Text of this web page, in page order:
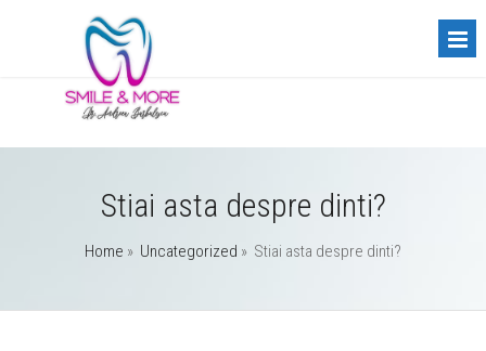
Stiai asta despre dinti?
Home » Uncategorized » Stiai asta despre dinti?